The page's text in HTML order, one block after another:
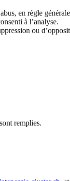
en règle
à l’analyse.
ou
remplies.